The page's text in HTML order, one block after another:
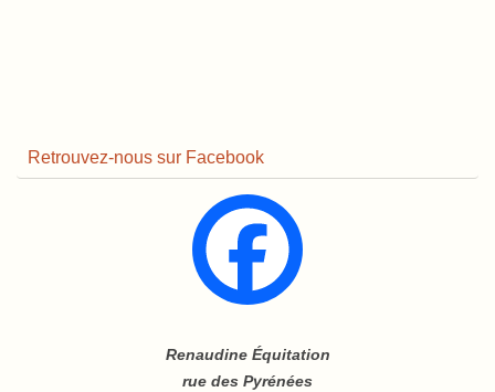
Retrouvez-nous sur Facebook
Renaudine Équitation
rue des Pyrénées